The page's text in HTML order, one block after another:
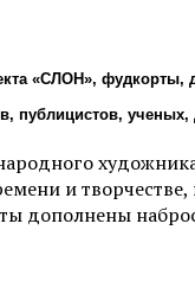
«СЛОН», фудкорты,
ученых,
и
дополнены